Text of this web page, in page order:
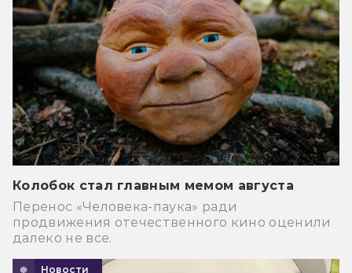
Колобок стал главным мемом августа
Перенос «Человека-паука» ради
продвижения отечественного кино оценили
далеко не все.
Новости